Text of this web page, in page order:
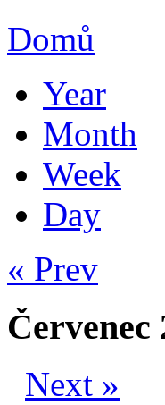
Domů
Year
Month
Week
Day
« Prev
Červenec
Next »